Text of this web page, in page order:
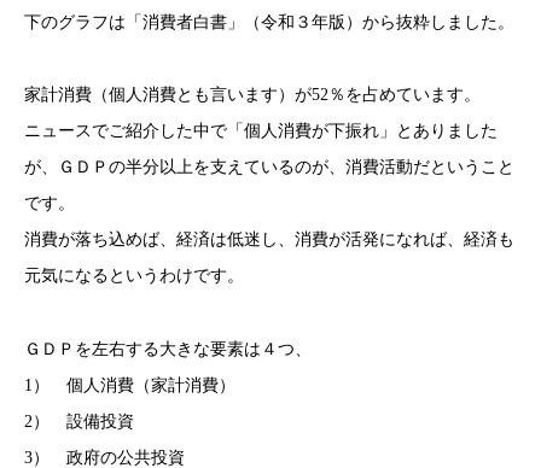
下のグラフは「消費者白書」（令和３年版）から抜粋しました。
家計消費（個人消費とも言います）が52％を占めています。
ニュースでご紹介した中で「個人消費が下振れ」とありました
が、ＧＤＰの半分以上を支えているのが、消費活動だということ
です。
消費が落ち込めば、経済は低迷し、消費が活発になれば、経済も
元気になるというわけです。
ＧＤＰを左右する大きな要素は４つ、
1） 個人消費（家計消費）
2） 設備投資
3） 政府の公共投資